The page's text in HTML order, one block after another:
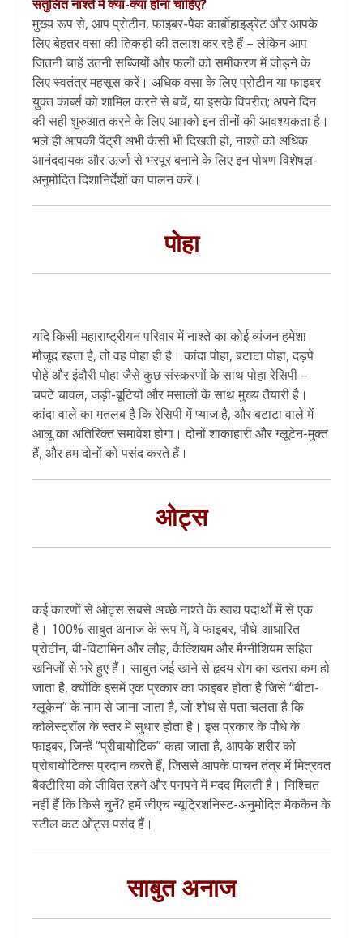
संतुलित नाश्ते में क्या-क्या होना चाहिए?
मुख्य रूप से, आप प्रोटीन, फाइबर-पैक कार्बोहाइड्रेट और आपके
लिए बेहतर वसा की तिकड़ी की तलाश कर रहे हैं – लेकिन आप
जितनी चाहें उतनी सब्जियों और फलों को समीकरण में जोड़ने के
लिए स्वतंत्र महसूस करें। अधिक वसा के लिए प्रोटीन या फाइबर
युक्त कार्ब्स को शामिल करने से बचें, या इसके विपरीत; अपने दिन
की सही शुरुआत करने के लिए आपको इन तीनों की आवश्यकता है।
भले ही आपकी पेंट्री अभी कैसी भी दिखती हो, नाश्ते को अधिक
आनंददायक और ऊर्जा से भरपूर बनाने के लिए इन पोषण विशेषज्ञ-
अनुमोदित दिशानिर्देशों का पालन करें।
पोहा
यदि किसी महाराष्ट्रीयन परिवार में नाश्ते का कोई व्यंजन हमेशा
मौजूद रहता है, तो वह पोहा ही है। कांदा पोहा, बटाटा पोहा, दड़पे
पोहे और इंदौरी पोहा जैसे कुछ संस्करणों के साथ पोहा रेसिपी –
चपटे चावल, जड़ी-बूटियों और मसालों के साथ मुख्य तैयारी है।
कांदा वाले का मतलब है कि रेसिपी में प्याज है, और बटाटा वाले में
आलू का अतिरिक्त समावेश होगा। दोनों शाकाहारी और ग्लूटेन-मुक्त
हैं, और हम दोनों को पसंद करते हैं।
ओट्स
कई कारणों से ओट्स सबसे अच्छे नाश्ते के खाद्य पदार्थों में से एक
है। 100% साबुत अनाज के रूप में, वे फाइबर, पौधे-आधारित
प्रोटीन, बी-विटामिन और लौह, कैल्शियम और मैग्नीशियम सहित
खनिजों से भरे हुए हैं। साबुत जई खाने से हृदय रोग का खतरा कम हो
जाता है, क्योंकि इसमें एक प्रकार का फाइबर होता है जिसे “बीटा-
ग्लूकेन” के नाम से जाना जाता है, जो शोध से पता चलता है कि
कोलेस्ट्रॉल के स्तर में सुधार होता है। इस प्रकार के पौधे के
फाइबर, जिन्हें “प्रीबायोटिक” कहा जाता है, आपके शरीर को
प्रोबायोटिक्स प्रदान करते हैं, जिससे आपके पाचन तंत्र में मित्रवत
बैक्टीरिया को जीवित रहने और पनपने में मदद मिलती है। निश्चित
नहीं हैं कि किसे चुनें? हमें जीएच न्यूट्रिशनिस्ट-अनुमोदित मैककैन के
स्टील कट ओट्स पसंद हैं।
साबुत अनाज